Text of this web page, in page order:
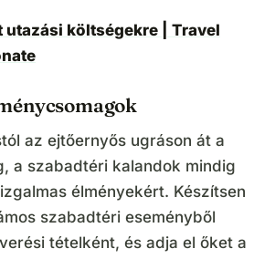
utazási költségekre | Travel
az ejtőernyős ugráson át a
a szabadtéri kalandok mindig
élményekért. Készítsen
szabadtéri eseményből
tételként, és adja el őket a